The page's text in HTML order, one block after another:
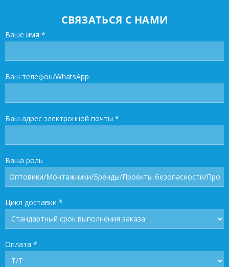
СВЯЗАТЬСЯ С НАМИ
Ваше имя *
Ваш телефон/WhatsApp
Ваш адрес электронной почты *
Ваша роль
Цикл доставки *
Оплата *